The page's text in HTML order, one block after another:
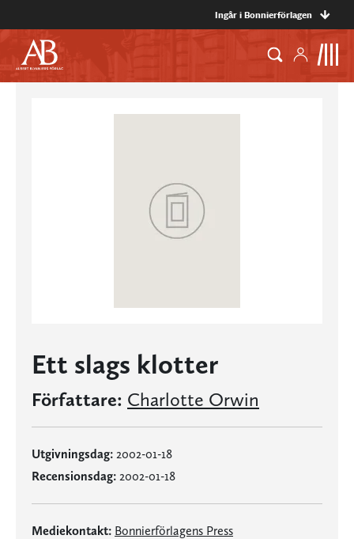
Ingår i Bonnierförlagen
Ett slags klotter
Författare: Charlotte Orwin
Utgivningsdag: 2002-01-18
Recensionsdag: 2002-01-18
Mediekontakt: Bonnierförlagens Press